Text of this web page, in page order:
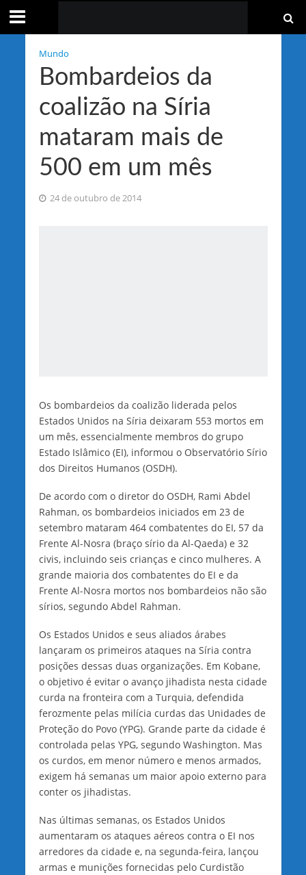
Mundo
Bombardeios da
coalizão na Síria
mataram mais de
500 em um mês
24 de outubro de 2014
Os bombardeios da coalizão liderada pelos
Estados Unidos na Síria deixaram 553 mortos em
um mês, essencialmente membros do grupo
Estado Islâmico (EI), informou o Observatório Sírio
dos Direitos Humanos (OSDH).
De acordo com o diretor do OSDH, Rami Abdel
Rahman, os bombardeios iniciados em 23 de
setembro mataram 464 combatentes do EI, 57 da
Frente Al-Nosra (braço sírio da Al-Qaeda) e 32
civis, incluindo seis crianças e cinco mulheres. A
grande maioria dos combatentes do EI e da
Frente Al-Nosra mortos nos bombardeios não são
sírios, segundo Abdel Rahman.
Os Estados Unidos e seus aliados árabes
lançaram os primeiros ataques na Síria contra
posições dessas duas organizações. Em Kobane,
o objetivo é evitar o avanço jihadista nesta cidade
curda na fronteira com a Turquia, defendida
ferozmente pelas milícia curdas das Unidades de
Proteção do Povo (YPG). Grande parte da cidade é
controlada pelas YPG, segundo Washington. Mas
os curdos, em menor número e menos armados,
exigem há semanas um maior apoio externo para
conter os jihadistas.
Nas últimas semanas, os Estados Unidos
aumentaram os ataques aéreos contra o EI nos
arredores da cidade e, na segunda-feira, lançou
armas e munições fornecidas pelo Curdistão